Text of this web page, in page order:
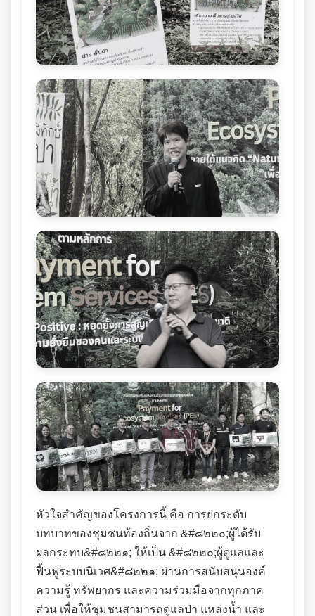
หัวใจสำคัญของโครงการนี้ คือ การยกระดับ
บทบาทของชุมชนท้องถิ่นจาก &#๘๒๒๐;ผู้ได้รับ
ผลกระทบ&#๘๒๒๑; ให้เป็น &#๘๒๒๐;ผู้ดูแลและ
ฟื้นฟูระบบนิเวศ&#๘๒๒๑; ผ่านการสนับสนุนองค์
ความรู้ ทรัพยากร และความร่วมมือจากทุกภาค
ส่วน เพื่อให้ชุมชนสามารถดูแลป่า แหล่งน้ำ และ